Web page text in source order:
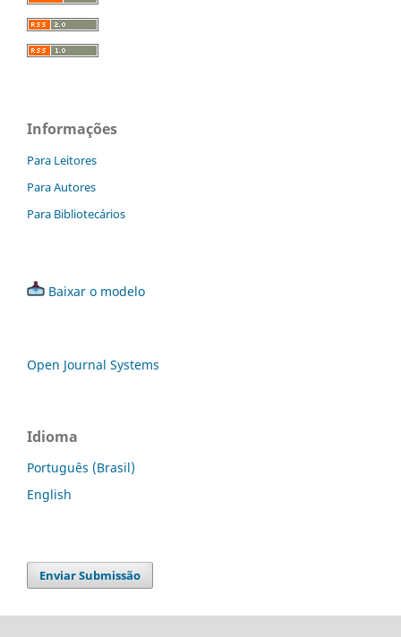
Informações
Para Leitores
Para Autores
Para Bibliotecários
Baixar o modelo
Open Journal Systems
Idioma
Português (Brasil)
English
Enviar Submissão